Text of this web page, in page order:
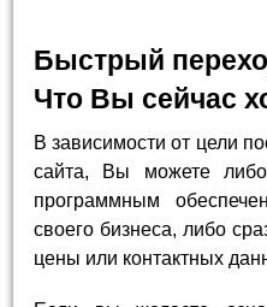
Быстрый
Что Вы сейчас
В зависимости от цели
сайта, Вы можете
программным
своего бизнеса, либо
цены или контактных